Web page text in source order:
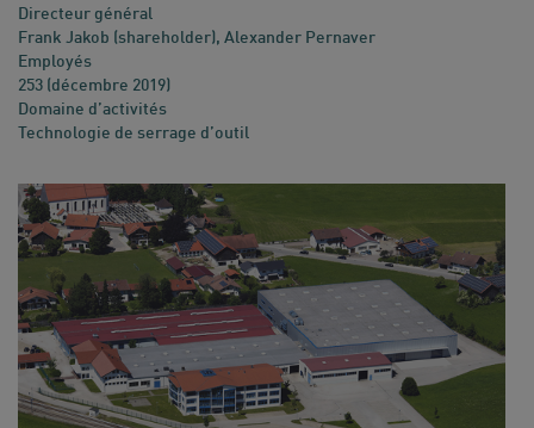
Directeur général
Frank Jakob (shareholder), Alexander Pernaver
Employés
253 (décembre 2019)
Domaine d’activités
Technologie de serrage d’outil